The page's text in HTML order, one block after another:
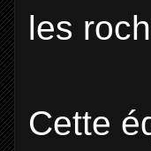
les
Cette